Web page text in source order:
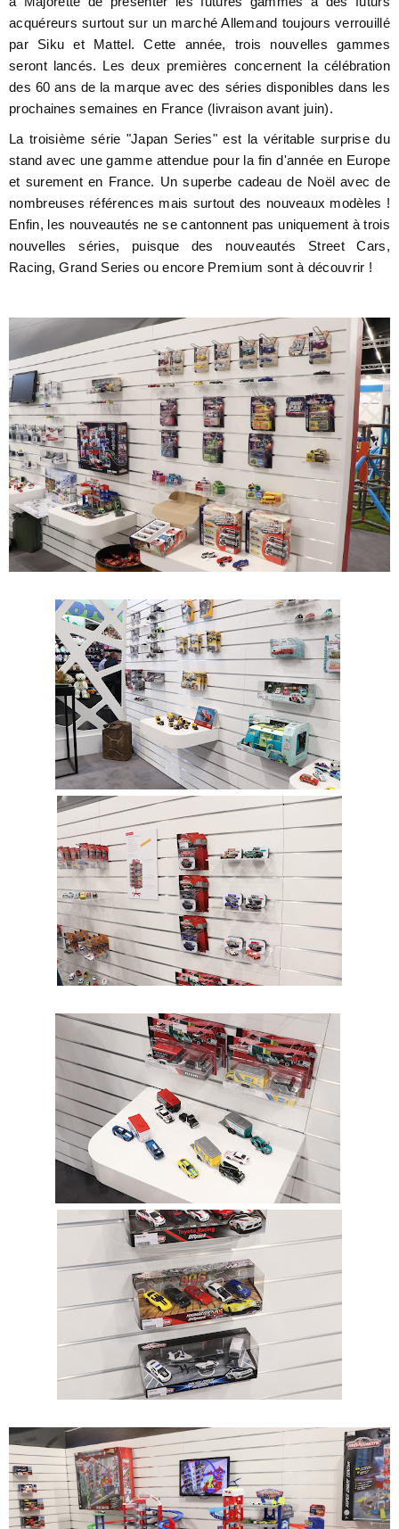
acquéreurs surtout sur un marché Allemand toujours verrouillé
par Siku et Mattel. Cette année, trois nouvelles gammes
seront lancés. Les deux premières concernent la célébration
des 60 ans de la marque avec des séries disponibles dans les
prochaines semaines en France (livraison avant juin).
La troisième série "Japan Series" est la véritable surprise du
stand avec une gamme attendue pour la fin d'année en Europe
et surement en France. Un superbe cadeau de Noël avec de
nombreuses références mais surtout des nouveaux modèles !
Enfin, les nouveautés ne se cantonnent pas uniquement à trois
nouvelles séries, puisque des nouveautés Street Cars,
Racing, Grand Series ou encore Premium sont à découvrir !